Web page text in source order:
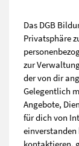
Das DGB
Privatsphäre
zur
der von dir
Gelegentlich
Angebote,
für dich von
einverstanden